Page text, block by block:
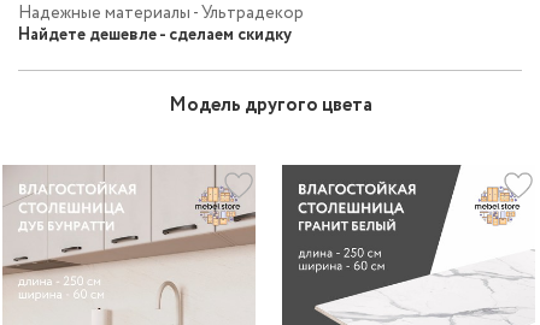
Надежные материалы - Ультрадекор
Найдете дешевле - сделаем скидку
Модель другого цвета